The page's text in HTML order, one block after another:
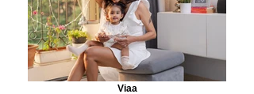
Viaa